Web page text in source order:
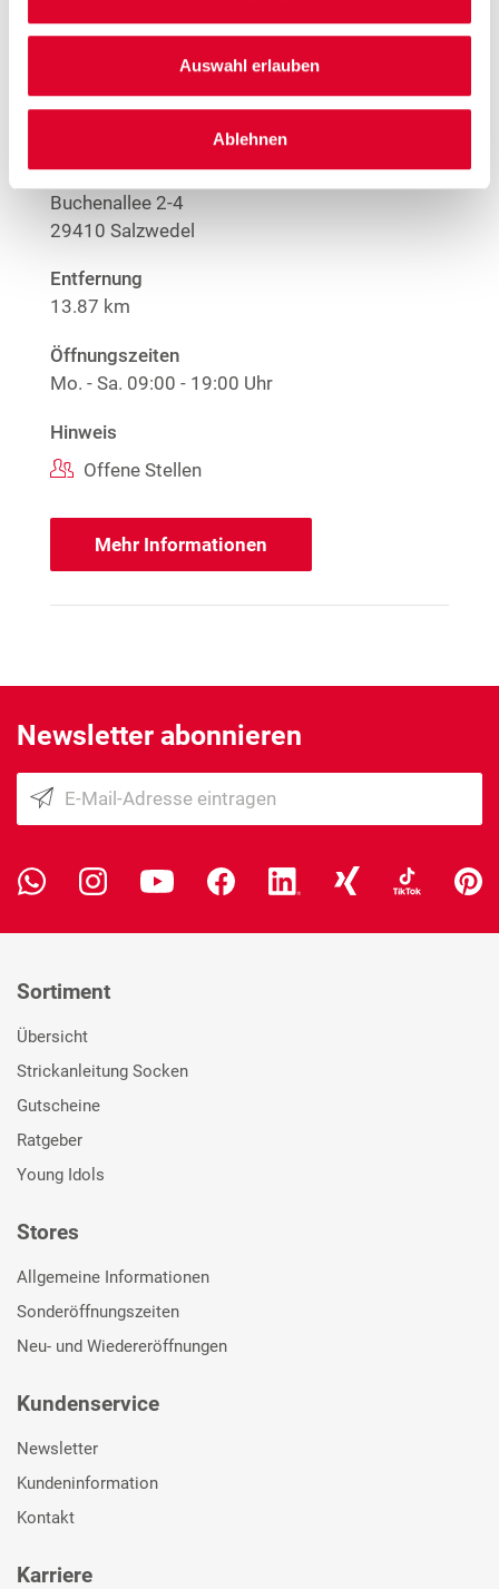
Auswahl erlauben
Ablehnen
Stores in der Nähe von
Woolworth – Lüchow
Woolworth – Salzwedel
Buchenallee 2-4
29410 Salzwedel
Entfernung
13.87 km
Öffnungszeiten
Mo. - Sa. 09:00 - 19:00 Uhr
Hinweis
Offene Stellen
Mehr Informationen
Newsletter abonnieren
Sortiment
Übersicht
Strickanleitung Socken
Gutscheine
Ratgeber
Young Idols
Stores
Allgemeine Informationen
Sonderöffnungszeiten
Neu- und Wiedereröffnungen
Kundenservice
Newsletter
Kundeninformation
Kontakt
Karriere